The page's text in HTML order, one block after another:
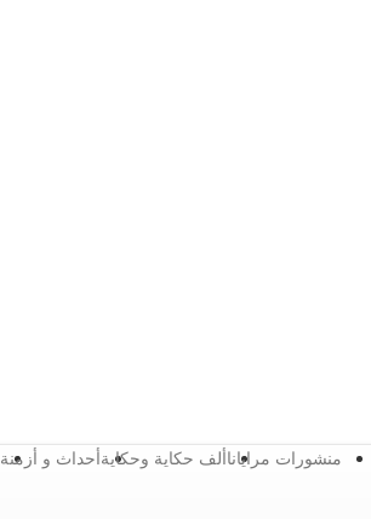
أحداث و أزمنةألف حكاية وحكايةمنشورات مرايانا